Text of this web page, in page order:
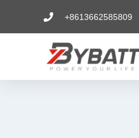
+8613662585809